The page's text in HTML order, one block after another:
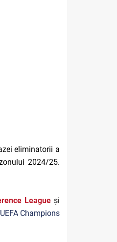
eliminatorii a
2024/25.
League și
Champions